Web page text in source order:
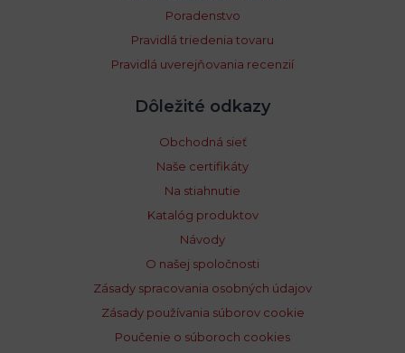
Poradenstvo
Pravidlá triedenia tovaru
Pravidlá uverejňovania recenzií
Dôležité odkazy
Obchodná sieť
Naše certifikáty
Na stiahnutie
Katalóg produktov
Návody
O našej spoločnosti
Zásady spracovania osobných údajov
Zásady používania súborov cookie
Poučenie o súboroch cookies